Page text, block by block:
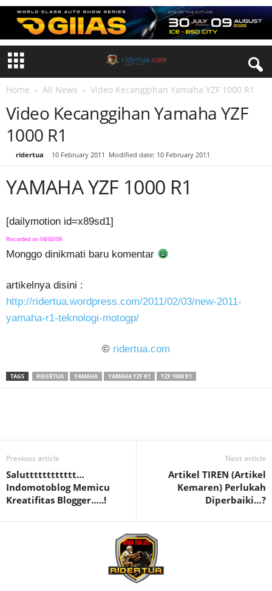
Home All News Video Kecanggihan Yamaha YZF 1000 R1
Video Kecanggihan Yamaha YZF
1000 R1
ridertua 10 February 2011 Modified date: 10 February 2011
YAMAHA YZF 1000 R1
[dailymotion id=x89sd1]
Recorded on 04/02/09
Monggo dinikmati baru komentar
artikelnya disini :
http://ridertua.wordpress.com/2011/02/03/new-2011-
yamaha-r1-teknologi-motogp/
© ridertua.com
TAGS RIDERTUA YAMAHA YAMAHA YZF R1 YZF 1000 R1
Previous article
Salutttttttttttt…
Indomotoblog Memicu
Kreatifitas Blogger…..!
Next article
Artikel TIREN (Artikel
Kemaren) Perlukah
Diperbaiki…?